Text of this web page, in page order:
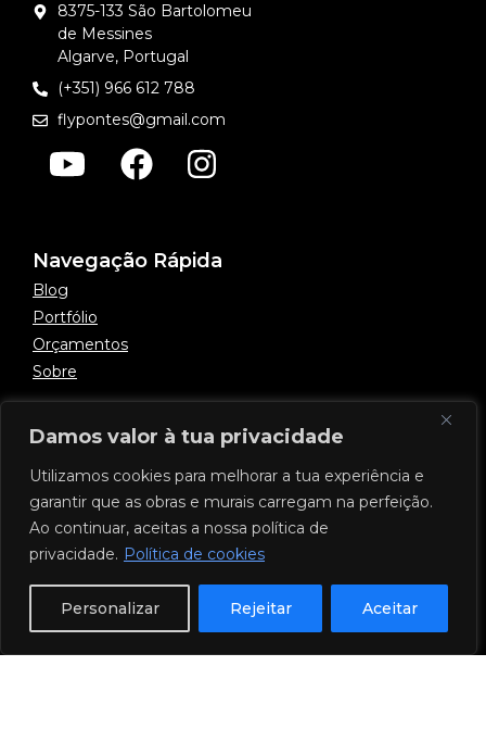
Damos valor à tua privacidade
Utilizamos cookies para melhorar a tua experiência e
garantir que as obras e murais carregam na perfeição.
Ao continuar, aceitas a nossa política de
privacidade. Política de cookies
Personalizar Rejeitar Aceitar
8375-133 São Bartolomeu
de Messines
Algarve, Portugal
(+351) 966 612 788
flypontes@gmail.com
Navegação Rápida
Blog
Portfólio
Orçamentos
Sobre
Informação Legal e Direitos
Entregas e Devoluções
Política de Privacidade
Termos e Condições